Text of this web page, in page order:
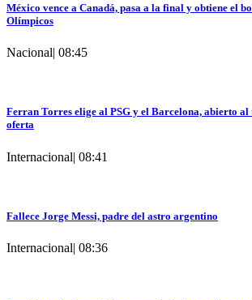
México vence a Canadá, pasa a la final y obtiene el
Olímpicos
Nacional| 08:45
Ferran Torres elige al PSG y el Barcelona, abierto al
oferta
Internacional| 08:41
Fallece Jorge Messi, padre del astro argentino
Internacional| 08:36